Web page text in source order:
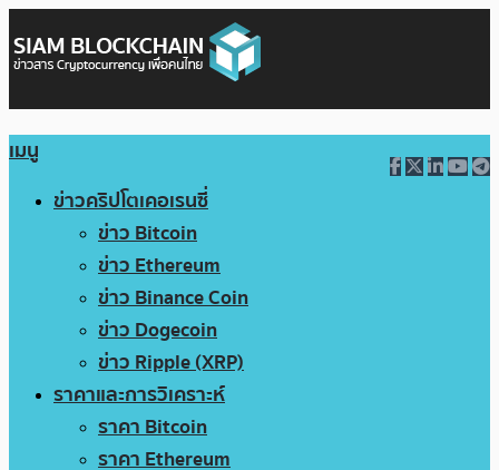
เมนู
ข่าวคริปโตเคอเรนซี่
ข่าว Bitcoin
ข่าว Ethereum
ข่าว Binance Coin
ข่าว Dogecoin
ข่าว Ripple (XRP)
ราคาและการวิเคราะห์
ราคา Bitcoin
ราคา Ethereum